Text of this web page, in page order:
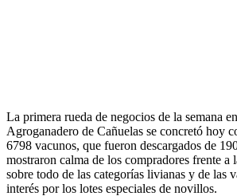
La primera rueda de negocios de la semana
Agroganadero de Cañuelas se concretó hoy
6798 vacunos, que fueron descargados de
mostraron calma de los compradores frente a
sobre todo de las categorías livianas y de las
interés por los lotes especiales de novillos.